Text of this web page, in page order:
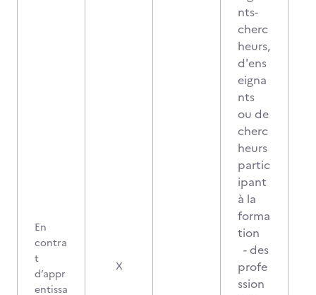
En
contra
t
d’appr
entissa
X
nts-
cherc
heurs,
d'ens
eigna
nts
ou de
cherc
heurs
partic
ipant
à la
forma
tion
- des
profe
ssion